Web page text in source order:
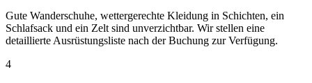
Gute Wanderschuhe, wettergerechte Kleidung in Schichten, ein
Schlafsack und ein Zelt sind unverzichtbar. Wir stellen eine
detaillierte Ausrüstungsliste nach der Buchung zur Verfügung.
4